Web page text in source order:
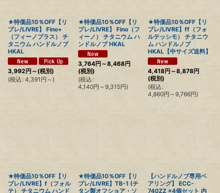
★特価品10％OFF【リ
ブレ/LIVRE】 Fino+
（フィーノプラス） チ
タニウム ハンドルノブ
HKAL
3,992円 ～ (税別)
(税込 : 4,391 円 ～)
★特価品10％OFF【リ
ブレ/LIVRE】 Fino（フ
ィーノ） チタニウム ハ
ンドルノブ HKAL
3,764円 ～8,468円
(税別)
(税込 :
4,140円 ～9,315円)
★特価品10％OFF【リ
ブレ/LIVRE】ff（フォ
ルテッシモ） チタニウ
ム ハンドルノブ
HKAL【中サイズ送料】
4,418円 ～8,878円
(税別)
(税込 :
4,860円 ～9,766円)
★特価品10％OFF【リ
ブレ/LIVRE】f（フォル
テ） チタニウム ハンド
★特価品10％OFF【リ
ブレ/LIVRE】TB-1 (チ
タン製オフショア・ソ
【ハンドルノブ専用ベ
アリング】 ECC-
740ZZ ×4個セット 内